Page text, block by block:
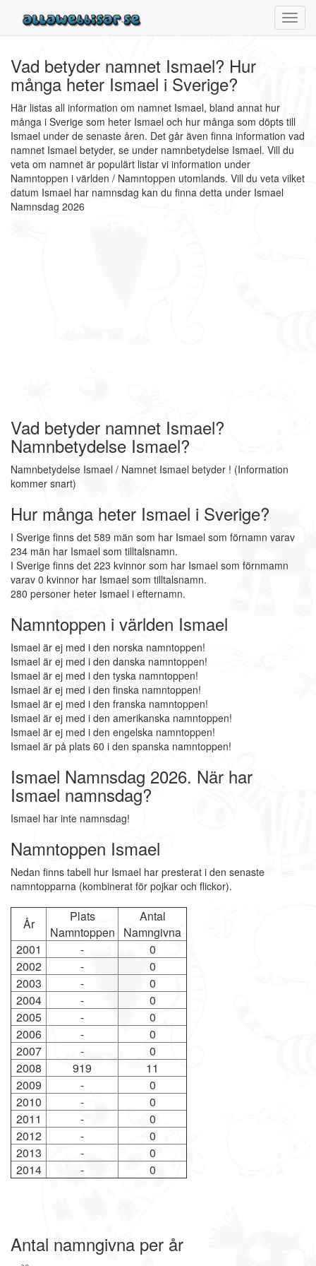
Vad betyder namnet Ismael? Hur
många heter Ismael i Sverige?
Här listas all information om namnet Ismael, bland annat hur
många i Sverige som heter Ismael och hur många som döpts till
Ismael under de senaste åren. Det går även finna information vad
namnet Ismael betyder, se under namnbetydelse Ismael. Vill du
veta om namnet är populärt listar vi information under
Namntoppen i världen / Namntoppen utomlands. Vill du veta vilket
datum Ismael har namnsdag kan du finna detta under Ismael
Namnsdag 2026
Vad betyder namnet Ismael?
Namnbetydelse Ismael?
Namnbetydelse Ismael / Namnet Ismael betyder ! (Information
kommer snart)
Hur många heter Ismael i Sverige?
I Sverige finns det 589 män som har Ismael som förnamn varav
234 män har Ismael som tilltalsnamn.
I Sverige finns det 223 kvinnor som har Ismael som förnmamn
varav 0 kvinnor har Ismael som tilltalsnamn.
280 personer heter Ismael i efternamn.
Namntoppen i världen Ismael
Ismael är ej med i den norska namntoppen!
Ismael är ej med i den danska namntoppen!
Ismael är ej med i den tyska namntoppen!
Ismael är ej med i den finska namntoppen!
Ismael är ej med i den franska namntoppen!
Ismael är ej med i den amerikanska namntoppen!
Ismael är ej med i den engelska namntoppen!
Ismael är på plats 60 i den spanska namntoppen!
Ismael Namnsdag 2026. När har
Ismael namnsdag?
Ismael har inte namnsdag!
Namntoppen Ismael
Nedan finns tabell hur Ismael har presterat i den senaste
namntopparna (kombinerat för pojkar och flickor).
År
Plats
Namntoppen
Antal
Namngivna
2001
-
0
2002
-
0
2003
-
0
2004
-
0
2005
-
0
2006
-
0
2007
-
0
2008
919
11
2009
-
0
2010
-
0
2011
-
0
2012
-
0
2013
-
0
2014
- 0
Antal namngivna per år